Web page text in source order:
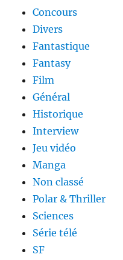
Concours
Divers
Fantastique
Fantasy
Film
Général
Historique
Interview
Jeu vidéo
Manga
Non classé
Polar & Thriller
Sciences
Série télé
SF